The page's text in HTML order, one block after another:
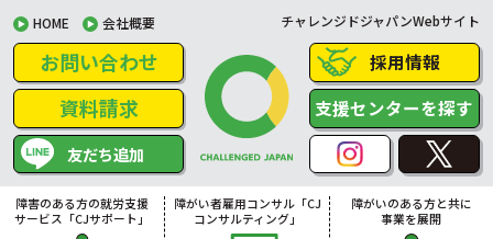
HOME 会社概要 チャレンジドジャパンWebサイト
お問い合わせ
資料請求
友だち追加
採用情報
支援センターを探す
障害のある方の就労支援
サービス「CJサポート」
障がい者雇用コンサル「CJ
コンサルティング」
障がいのある方と共に
事業を展開